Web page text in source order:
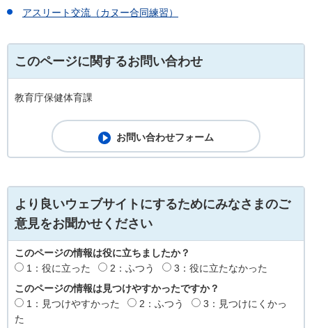
アスリート交流（カヌー合同練習）
このページに関するお問い合わせ
教育庁保健体育課
より良いウェブサイトにするためにみなさまのご
意見をお聞かせください
このページの情報は役に立ちましたか？
1：役に立った
2：ふつう
3：役に立たなかった
このページの情報は見つけやすかったですか？
1：見つけやすかった
2：ふつう
3：見つけにくかっ
た